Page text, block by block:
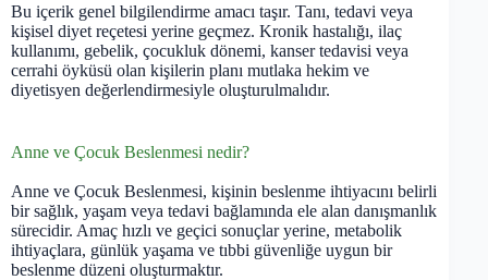
Bu içerik genel bilgilendirme amacı taşır. Tanı, tedavi veya
kişisel diyet reçetesi yerine geçmez. Kronik hastalığı, ilaç
kullanımı, gebelik, çocukluk dönemi, kanser tedavisi veya
cerrahi öyküsü olan kişilerin planı mutlaka hekim ve
diyetisyen değerlendirmesiyle oluşturulmalıdır.
Anne ve Çocuk Beslenmesi nedir?
Anne ve Çocuk Beslenmesi, kişinin beslenme ihtiyacını belirli
bir sağlık, yaşam veya tedavi bağlamında ele alan danışmanlık
sürecidir. Amaç hızlı ve geçici sonuçlar yerine, metabolik
ihtiyaçlara, günlük yaşama ve tıbbi güvenliğe uygun bir
beslenme düzeni oluşturmaktır.